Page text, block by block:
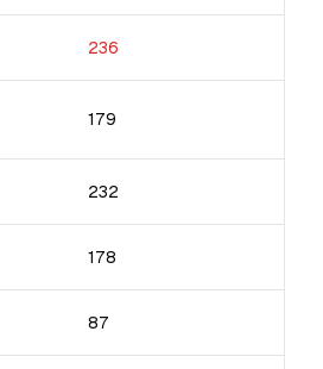
236
179
232
178
87